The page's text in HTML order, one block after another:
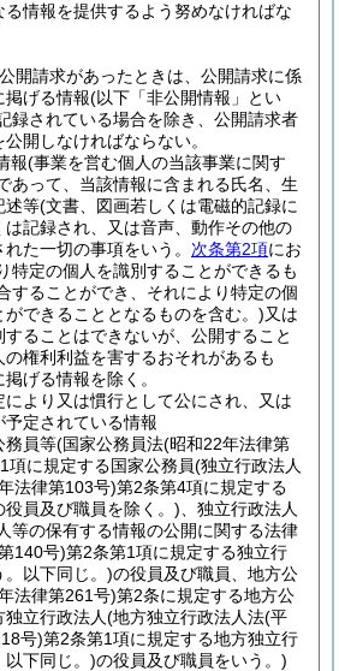
る情報を提供するよう努めなければな
開請求があったときは、公開請求に係
掲げる情報(以下「非公開情報」とい
録されている場合を除き、公開請求者
開しなければならない。
報(事業を営む個人の当該事業に関す
あって、当該情報に含まれる氏名、生
述等(文書、図画若しくは電磁的記録に
は記録され、又は音声、動作その他の
た一切の事項をいう。 次条第2項にお
特定の個人を識別することができるも
することができ、それにより特定の個
ができることとなるものを含む。)又は
ることはできないが、公開すること
の権利利益を害するおそれがあるも
げる情報を除く。
により又は慣行として公にされ、又は
定されている情報
務員等(国家公務員法(昭和22年法律第
項に規定する国家公務員(独立行政法人
法律第103号)第2条第4項に規定する
役員及び職員を除く。) 、独立行政法人
等の保有する情報の公開に関する法律
140号)第2条第1項に規定する独立行
。以下同じ。)の役員及び職員、地方公
法律第261号)第2条に規定する地方公
立行政法人(地方独立行政法人法(平
号)第2条第1項に規定する地方独立行
以下同じ。)の役員及び職員をいう。)